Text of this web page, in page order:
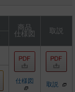
商品
仕様図
取説
仕様図 取説